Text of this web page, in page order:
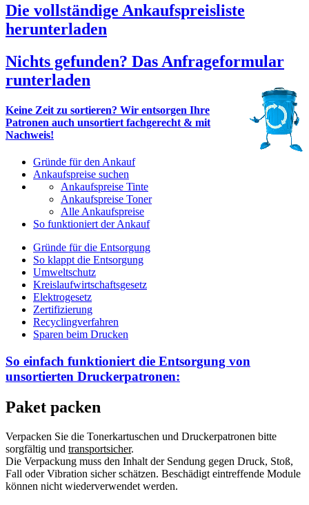
Die vollständige Ankaufspreisliste
herunterladen
Nichts gefunden? Das Anfrageformular
runterladen
Keine Zeit zu sortieren? Wir entsorgen Ihre
Patronen auch unsortiert fachgerecht & mit
Nachweis!
Gründe für den Ankauf
Ankaufspreise suchen
Ankaufspreise Tinte
Ankaufspreise Toner
Alle Ankaufspreise
So funktioniert der Ankauf
Gründe für die Entsorgung
So klappt die Entsorgung
Umweltschutz
Kreislaufwirtschaftsgesetz
Elektrogesetz
Zertifizierung
Recyclingverfahren
Sparen beim Drucken
So einfach funktioniert die Entsorgung von
unsortierten Druckerpatronen:
Paket packen
Verpacken Sie die Tonerkartuschen und Druckerpatronen bitte
sorgfältig und transportsicher.
Die Verpackung muss den Inhalt der Sendung gegen Druck, Stoß,
Fall oder Vibration sicher schätzen. Beschädigt eintreffende Module
können nicht wiederverwendet werden.